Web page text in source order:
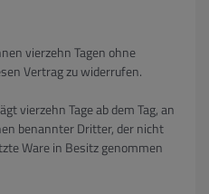
vierzehn Tagen ohne
Vertrag zu widerrufen.
vierzehn Tage ab dem Tag, an
benannter Dritter, der nicht
Ware in Besitz genommen